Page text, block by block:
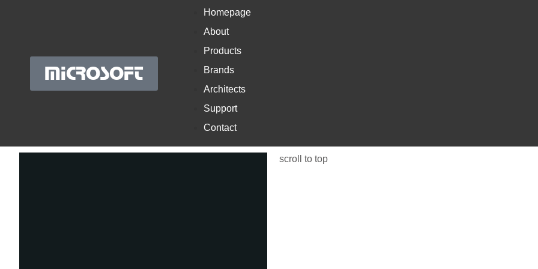
MICROSOFT
Homepage
About
Products
Brands
Architects
Support
Contact
scroll to top